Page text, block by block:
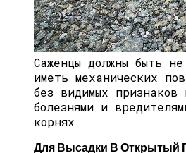
Саженцы должны быть
иметь механических
без видимых признаков
болезнями и
корнях
Для Высадки В Открытый